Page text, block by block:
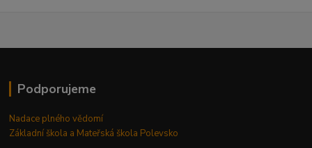
Podporujeme
Nadace plného vědomí
Základní škola a Mateřská škola Polevsko